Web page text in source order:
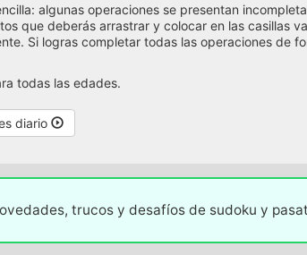
algunas operaciones se presentan
que deberás arrastrar y colocar en las casillas
Si logras completar todas las operaciones de
todas las edades.
diario
trucos y desafíos de sudoku y